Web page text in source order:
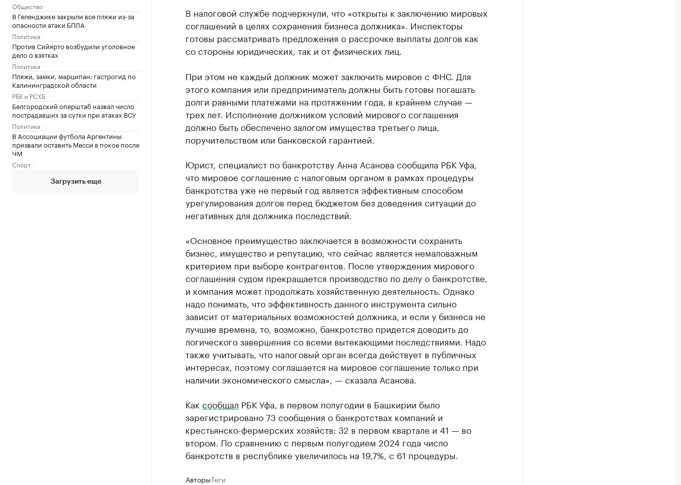
Общество
В Геленджике закрыли все пляжи из-за
опасности атаки БПЛА
Политика
Против Сийярто возбудили уголовное
дело о взятках
Политика
Пляжи, замки, марципан: гастрогид по
Калининградской области
РБК и РСХБ
Белгородский оперштаб назвал число
пострадавших за сутки при атаках ВСУ
Политика
В Ассоциации футбола Аргентины
призвали оставить Месси в покое после
ЧМ
Спорт
Загрузить еще
В налоговой службе подчеркнули, что «открыты к заключению мировых
соглашений в целях сохранения бизнеса должника». Инспекторы
готовы рассматривать предложения о рассрочке выплаты долгов как
со стороны юридических, так и от физических лиц.
При этом не каждый должник может заключить мировое с ФНС. Для
этого компания или предприниматель должны быть готовы погашать
долги равными платежами на протяжении года, в крайнем случае —
трех лет. Исполнение должником условий мирового соглашения
должно быть обеспечено залогом имущества третьего лица,
поручительством или банковской гарантией.
Юрист, специалист по банкротству Анна Асанова сообщила РБК Уфа,
что мировое соглашение с налоговым органом в рамках процедуры
банкротства уже не первый год является эффективным способом
урегулирования долгов перед бюджетом без доведения ситуации до
негативных для должника последствий.
«Основное преимущество заключается в возможности сохранить
бизнес, имущество и репутацию, что сейчас является немаловажным
критерием при выборе контрагентов. После утверждения мирового
соглашения судом прекращается производство по делу о банкротстве,
и компания может продолжать хозяйственную деятельность. Однако
надо понимать, что эффективность данного инструмента сильно
зависит от материальных возможностей должника, и если у бизнеса не
лучшие времена, то, возможно, банкротство придется доводить до
логического завершения со всеми вытекающими последствиями. Надо
также учитывать, что налоговый орган всегда действует в публичных
интересах, поэтому соглашается на мировое соглашение только при
наличии экономического смысла», — сказала Асанова.
Как сообщал РБК Уфа, в первом полугодии в Башкирии было
зарегистрировано 73 сообщения о банкротствах компаний и
крестьянско-фермерских хозяйств: 32 в первом квартале и 41 — во
втором. По сравнению с первым полугодием 2024 года число
банкротств в республике увеличилось на 19,7%, с 61 процедуры.
АвторыТеги